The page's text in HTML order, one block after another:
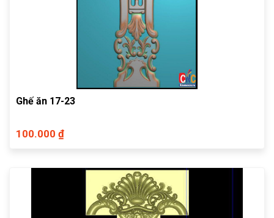
Ghế ăn 17-23
100.000 ₫